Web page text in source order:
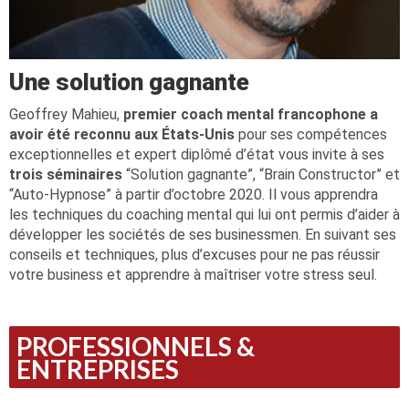
Une solution gagnante
Geoffrey Mahieu, premier coach mental francophone a
avoir été reconnu aux États-Unis pour ses compétences
exceptionnelles et expert diplômé d’état vous invite à ses
trois séminaires “Solution gagnante”, “Brain Constructor” et
“Auto-Hypnose” à partir d’octobre 2020. Il vous apprendra
les techniques du coaching mental qui lui ont permis d’aider à
développer les sociétés de ses businessmen. En suivant ses
conseils et techniques, plus d’excuses pour ne pas réussir
votre business et apprendre à maîtriser votre stress seul.
PROFESSIONNELS &
ENTREPRISES